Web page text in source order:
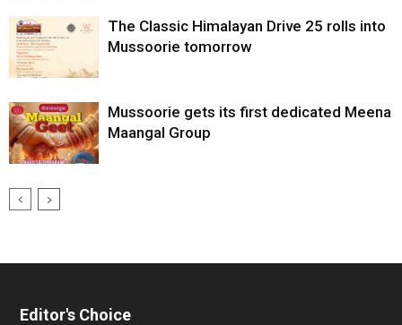
The Classic Himalayan Drive 25 rolls into
Mussoorie tomorrow
Mussoorie gets its first dedicated Meena
Maangal Group
Editor's Choice